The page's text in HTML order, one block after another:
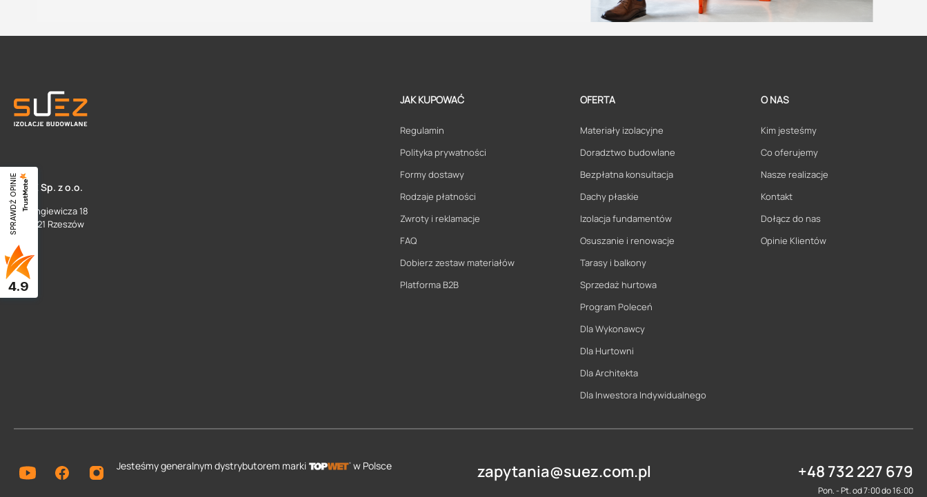
SUEZ Sp. z o.o.
ul. Langiewicza 18
35 - 021 Rzeszów
JAK KUPOWAĆ
Regulamin
Polityka prywatności
Formy dostawy
Rodzaje płatności
Zwroty i reklamacje
FAQ
Dobierz zestaw materiałów
Platforma B2B
OFERTA
Materiały izolacyjne
Doradztwo budowlane
Bezpłatna konsultacja
Dachy płaskie
Izolacja fundamentów
Osuszanie i renowacje
Tarasy i balkony
Sprzedaż hurtowa
Program Poleceń
Dla Wykonawcy
Dla Hurtowni
Dla Architekta
Dla Inwestora Indywidualnego
O NAS
Kim jesteśmy
Co oferujemy
Nasze realizacje
Kontakt
Dołącz do nas
Opinie Klientów
Jesteśmy generalnym dystrybutorem marki w Polsce zapytania@suez.com.pl +48 732 227 679
Pon. - Pt. od 7:00 do 16:00
SPRAWDŹ OPINIE
4.9